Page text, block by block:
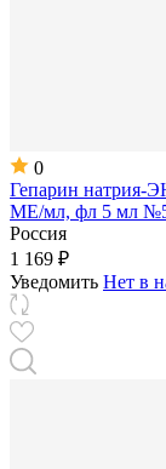
0
Гепарин натрия-
МЕ/мл, фл 5 мл
Россия
1 169 ₽
Уведомить Нет в